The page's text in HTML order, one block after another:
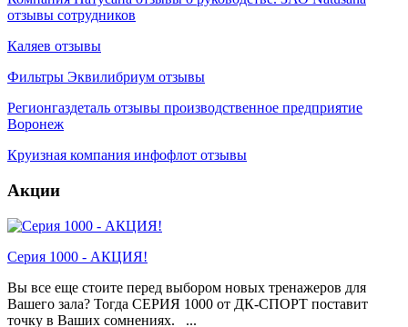
отзывы сотрудников
Каляев отзывы
Фильтры Эквилибриум отзывы
Регионгаздеталь отзывы производственное предприятие
Воронеж
Круизная компания инфофлот отзывы
Акции
Серия 1000 - АКЦИЯ!
Вы все еще стоите перед выбором новых тренажеров для
Вашего зала? Тогда СЕРИЯ 1000 от ДК-СПОРТ поставит
точку в Ваших сомнениях. ...